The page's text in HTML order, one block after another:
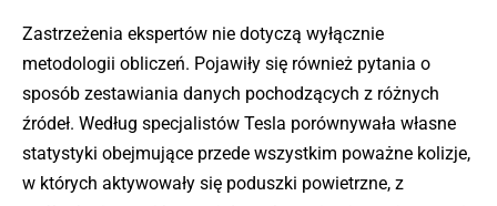
Zastrzeżenia ekspertów nie dotyczą wyłącznie
metodologii obliczeń. Pojawiły się również pytania o
sposób zestawiania danych pochodzących z różnych
źródeł. Według specjalistów Tesla porównywała własne
statystyki obejmujące przede wszystkim poważne kolizje,
w których aktywowały się poduszki powietrzne, z